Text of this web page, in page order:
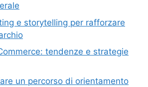
e storytelling per rafforzare
tendenze e strategie
un percorso di orientamento